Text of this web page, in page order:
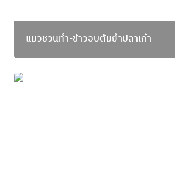
แมวชวนทำ-ข้าวอบต้มยำปลาเก๋า
แมวชวนทำ-ต้มยำน้ำใสปลาสร้อยนกเขา